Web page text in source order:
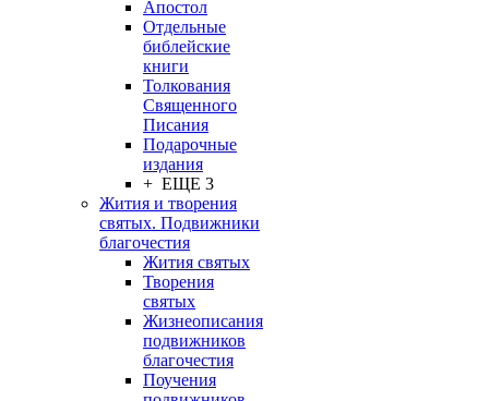
Апостол
Отдельные
библейские
книги
Толкования
Священного
Писания
Подарочные
издания
+ ЕЩЕ 3
Жития и творения
святых. Подвижники
благочестия
Жития святых
Творения
святых
Жизнеописания
подвижников
благочестия
Поучения